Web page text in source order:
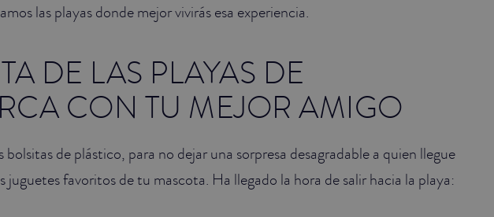
las playas donde mejor vivirás esa experiencia.
DE LAS PLAYAS DE
CON TU MEJOR AMIGO
bolsitas de plástico, para no dejar una sorpresa desagradable a quien llegue
juguetes favoritos de tu mascota. Ha llegado la hora de salir hacia la playa: